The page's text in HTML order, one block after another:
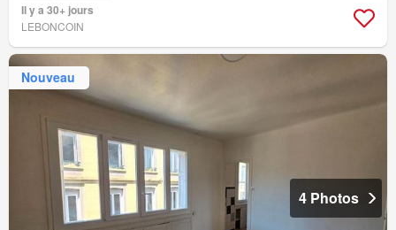
Il y a 30+ jours
LEBONCOIN
Nouveau
4 Photos